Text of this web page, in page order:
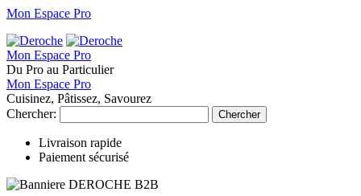
Mon Espace Pro
Mon Espace Pro
Du Pro au Particulier
Mon Espace Pro
Cuisinez, Pâtissez, Savourez
Chercher:
Chercher
Livraison rapide
Paiement sécurisé